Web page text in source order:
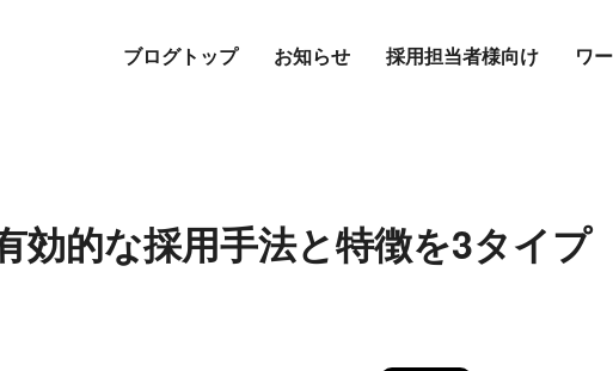
ブログトップ お知らせ 採用担当者様向け ワ
効的な採用手法と特徴を3タイプ